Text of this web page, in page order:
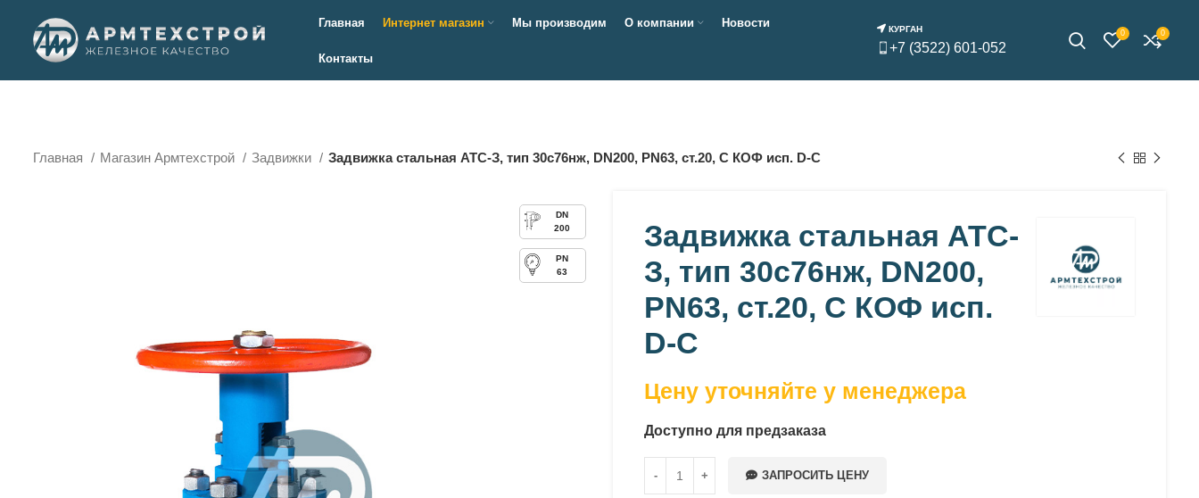
Главная Интернет магазин Мы производим О компании Новости
Контакты
КУРГАН
+7 (3522) 601-052
0 0
Главная Магазин Армтехстрой Задвижки Задвижка стальная АТС-З, тип 30с76нж, DN200, PN63, ст.20, С КОФ исп. D-C
200
63
Задвижка стальная АТС-
З, тип 30с76нж, DN200,
PN63, ст.20, С КОФ исп.
D-C
Цену уточняйте у менеджера
Доступно для предзаказа
ЗАПРОСИТЬ ЦЕНУ